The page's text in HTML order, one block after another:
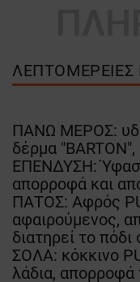
ΠΑΝΩ ΜΕΡΟΣ:
δέρμα "BARTON",
ΕΠΕΝΔΥΣΗ:
απορροφά και
ΠΑΤΟΣ: Αφρός
αφαιρούμενος,
διατηρεί το πόδι
ΣΟΛΑ: κόκκινο
λάδια, απορροφά